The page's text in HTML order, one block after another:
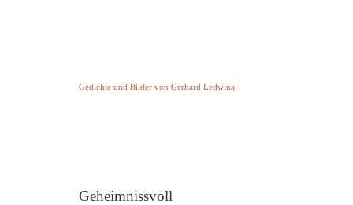
Gedichte und Bilder von Gerhard Ledwina
Geheimnissvoll